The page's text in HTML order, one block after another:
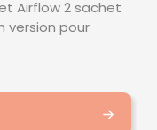
Airflow 2 sachet
version pour